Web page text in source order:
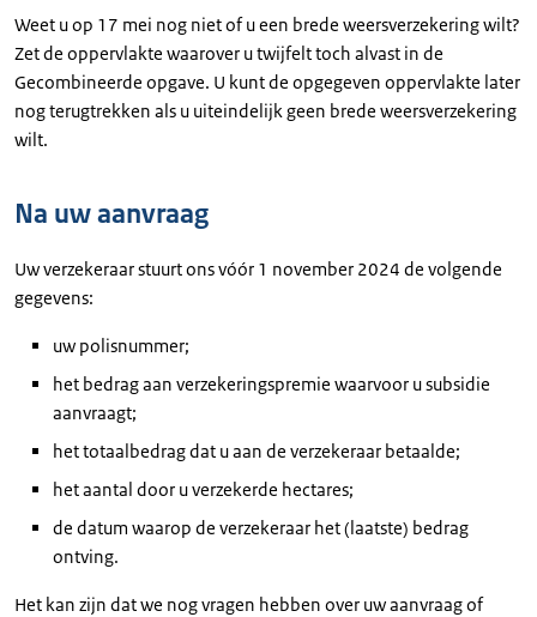
Weet u op 17 mei nog niet of u een brede weersverzekering wilt?
Zet de oppervlakte waarover u twijfelt toch alvast in de
Gecombineerde opgave. U kunt de opgegeven oppervlakte later
nog terugtrekken als u uiteindelijk geen brede weersverzekering
wilt.
Na uw aanvraag
Uw verzekeraar stuurt ons vóór 1 november 2024 de volgende
gegevens:
uw polisnummer;
het bedrag aan verzekeringspremie waarvoor u subsidie
aanvraagt;
het totaalbedrag dat u aan de verzekeraar betaalde;
het aantal door u verzekerde hectares;
de datum waarop de verzekeraar het (laatste) bedrag
ontving.
Het kan zijn dat we nog vragen hebben over uw aanvraag of